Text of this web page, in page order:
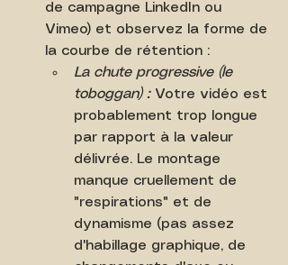
de campagne LinkedIn ou
Vimeo) et observez la forme de
la courbe de rétention :
La chute progressive (le
toboggan) : Votre vidéo est
probablement trop longue
par rapport à la valeur
délivrée. Le montage
manque cruellement de
"respirations" et de
dynamisme (pas assez
d'habillage graphique, de